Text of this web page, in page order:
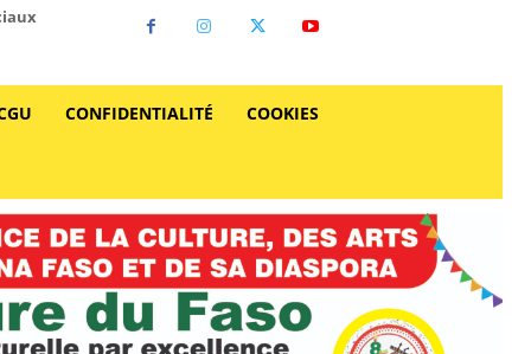
CONFIDENTIALITÉ COOKIES